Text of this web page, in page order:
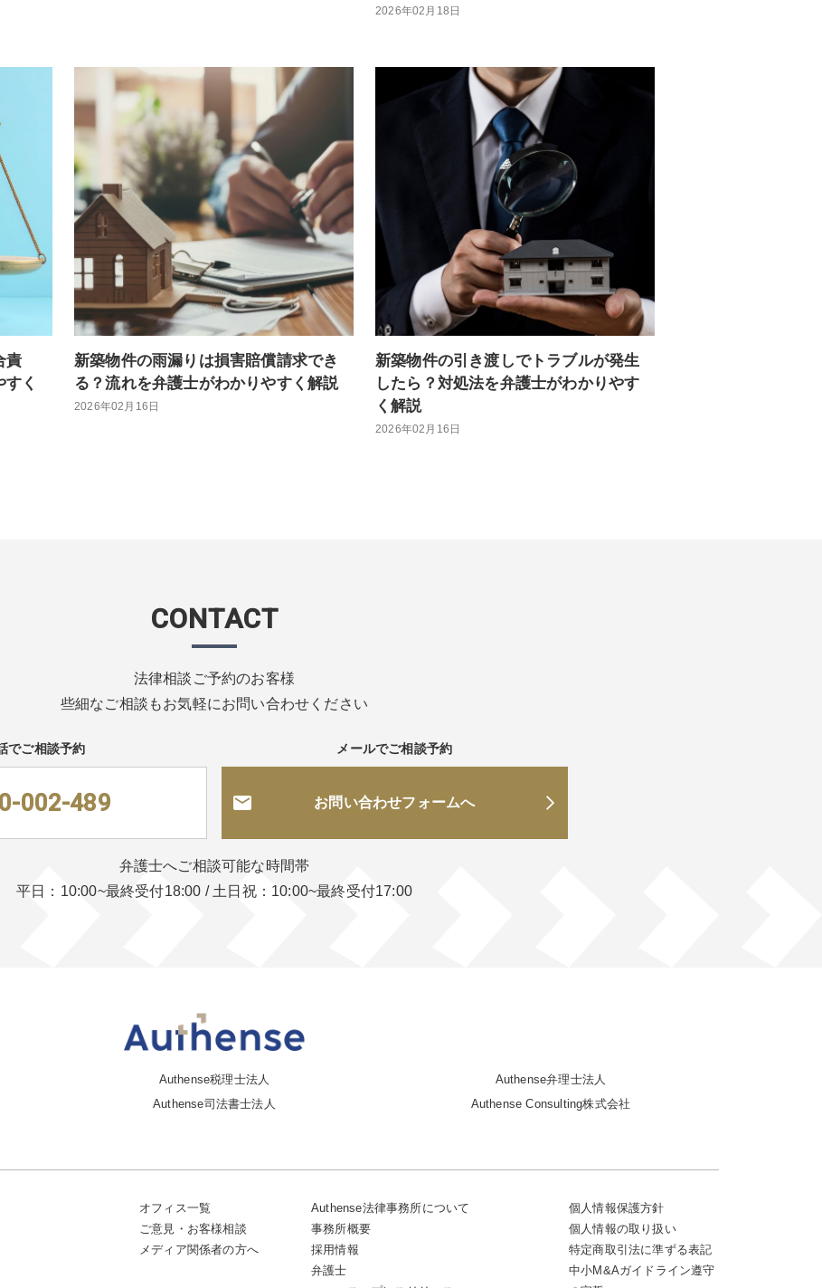
2026年02月18日
責
く
新築物件の雨漏りは損害賠償請求でき
る？流れを弁護士がわかりやすく解説
2026年02月16日
新築物件の引き渡しでトラブルが発生
したら？対処法を弁護士がわかりやす
く解説
2026年02月16日
CONTACT
法律相談ご予約のお客様
些細なご相談もお気軽にお問い合わせください
でご相談予約
002-489
メールでご相談予約
お問い合わせフォームへ
弁護士へご相談可能な時間帯
平日：10:00~最終受付18:00 / 土日祝：10:00~最終受付17:00
Authense税理士法人
Authense弁理士法人
Authense司法書士法人
Authense Consulting株式会社
オフィス一覧
ご意見・お客様相談
メディア関係者の方へ
Authense法律事務所について
事務所概要
採用情報
弁護士
個人情報保護方針
個人情報の取り扱い
特定商取引法に準ずる表記
中小M&Aガイドライン遵守